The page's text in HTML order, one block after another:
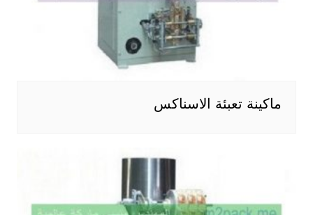
ماكينة تعبئة الاسناكس